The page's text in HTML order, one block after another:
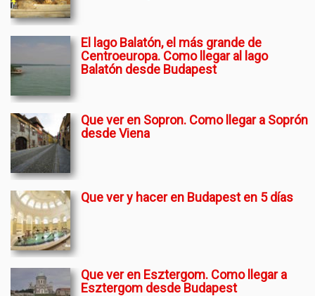
El lago Balatón, el más grande de
Centroeuropa. Como llegar al lago
Balatón desde Budapest
Que ver en Sopron. Como llegar a Soprón
desde Viena
Que ver y hacer en Budapest en 5 días
Que ver en Esztergom. Como llegar a
Esztergom desde Budapest